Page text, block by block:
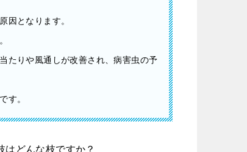
因となります。
たりや風通しが改善され、病害虫の予
す。
どんな枝ですか？